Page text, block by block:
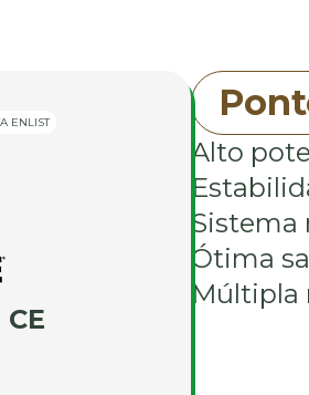
ENLIST
Alto
Sistema
Ótima
Múltipla